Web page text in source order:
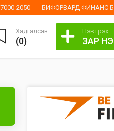
7000-2050 БИФОРВАРД ФИНАНС
Хадгалсан
(0)
Нэвтрэх
ЗАР